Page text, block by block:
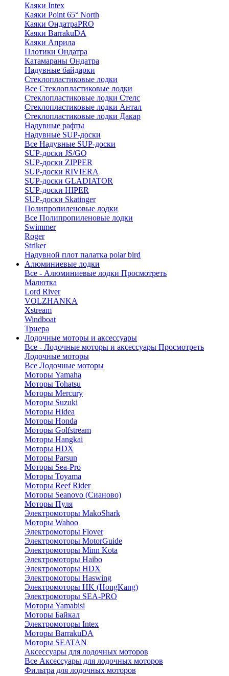
Каяки Intex
Каяки Point 65° North
Каяки ОндатраPRO
Каяки BarrakuDA
Каяки Априла
Плотики Ондатра
Катамараны Ондатра
Надувные байдарки
Стеклопластиковые лодки
Все Стеклопластиковые лодки
Стеклопластиковые лодки Стелс
Стеклопластиковые лодки Антал
Стеклопластиковые лодки Дакар
Надувные рафты
Надувные SUP-доски
Все Надувные SUP-доски
SUP-доски JS/GQ
SUP-доски ZIPPER
SUP-доски RIVIERA
SUP-доски GLADIATOR
SUP-доски HIPER
SUP-доски Skatinger
Полипропиленовые лодки
Все Полипропиленовые лодки
Swimmer
Roger
Striker
Надувной плот палатка polar bird
Алюминиевые лодки
Все - Алюминиевые лодки Просмотреть
Малютка
Lord River
VOLZHANKA
Xstream
Windboat
Триера
Лодочные моторы и аксессуары
Все - Лодочные моторы и аксессуары Просмотреть
Лодочные моторы
Все Лодочные моторы
Моторы Yamaha
Моторы Tohatsu
Моторы Mercury
Моторы Suzuki
Моторы Hidea
Моторы Honda
Моторы Golfstream
Моторы Hangkai
Моторы HDX
Моторы Parsun
Моторы Sea-Pro
Моторы Toyama
Моторы Reef Rider
Моторы Seanovo (Сианово)
Моторы Пуля
Электромоторы MakoShark
Моторы Wahoo
Электромоторы Flover
Электромоторы MotorGuide
Электромоторы Minn Kota
Электромоторы Haibo
Электромоторы HDX
Электромоторы Haswing
Электромоторы HK (HongKang)
Электромоторы SEA-PRO
Моторы Yamabisi
Моторы Байкал
Электромоторы Intex
Моторы BarrakuDA
Моторы SEATAN
Аксессуары для лодочных моторов
Все Аксессуары для лодочных моторов
Фильтра для лодочных моторов